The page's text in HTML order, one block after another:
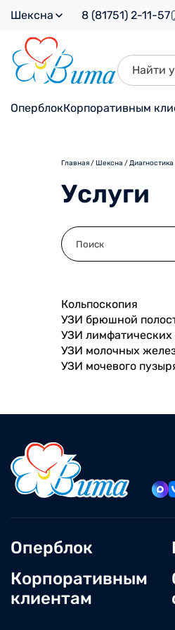
Шексна 8 (81751) 2-11-57
ОперблокКорпоративным
Главная/Шексна /Диагностика
Услуги
Кольпоскопия
УЗИ брюшной
УЗИ лимфатических
УЗИ молочных
УЗИ мочевого
Оперблок
Корпоративным
клиентам